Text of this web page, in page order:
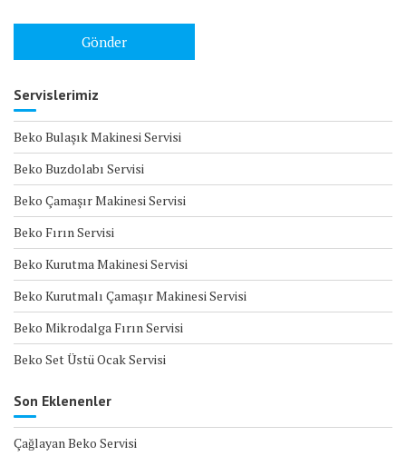
Servislerimiz
Beko Bulaşık Makinesi Servisi
Beko Buzdolabı Servisi
Beko Çamaşır Makinesi Servisi
Beko Fırın Servisi
Beko Kurutma Makinesi Servisi
Beko Kurutmalı Çamaşır Makinesi Servisi
Beko Mikrodalga Fırın Servisi
Beko Set Üstü Ocak Servisi
Son Eklenenler
Çağlayan Beko Servisi